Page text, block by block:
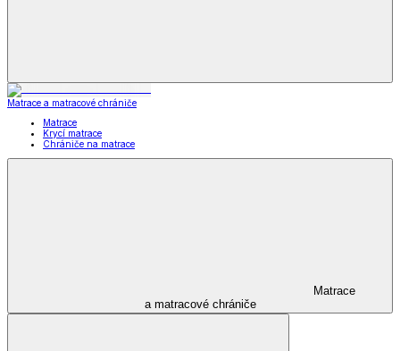
Matrace a matracové chrániče
Matrace
Krycí matrace
Chrániče na matrace
Matrace
a matracové chrániče